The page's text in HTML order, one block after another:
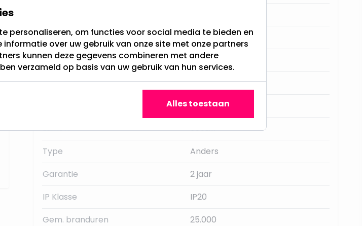
Fitting
GU10
Lichtkleur
Philips Warm Glow
Dimbaar
Ja, met dimmer
Philips
Lumen:
355LM
Type
Anders
Garantie
2 jaar
IP Klasse
IP20
Gem. branduren
25.000
personaliseren, om functies voor social media te bieden en
over uw gebruik van onze site met onze partners
kunnen deze gegevens combineren met andere
verzameld op basis van uw gebruik van hun services.
Alles toestaan